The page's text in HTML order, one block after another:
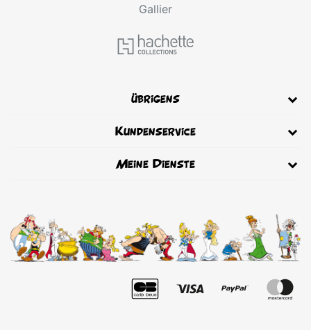
Gallier
übrigens
Kundenservice
Meine Dienste